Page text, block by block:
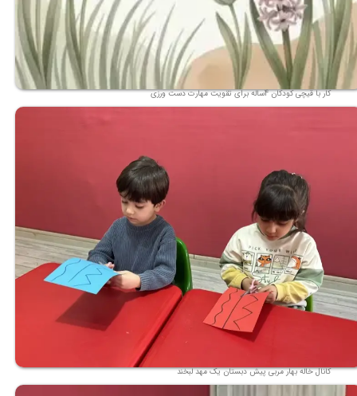
کار با قیچی کودکان 4ساله برای تقویت مهارت دست ورزی
کانال خاله بهار مربی پیش دبستان یک مهد لبخند